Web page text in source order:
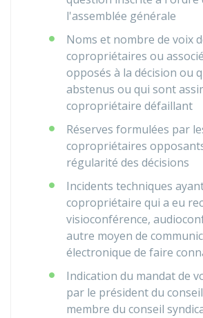
l'assemblée générale
Noms et nombre de voix
copropriétaires ou
opposés à la décision ou
abstenus ou qui sont
copropriétaire défaillant
Réserves formulées par
copropriétaires
régularité des décisions
Incidents techniques
copropriétaire qui a eu
visioconférence,
autre moyen de
électronique de faire
Indication du mandat de
par le président du
membre du conseil